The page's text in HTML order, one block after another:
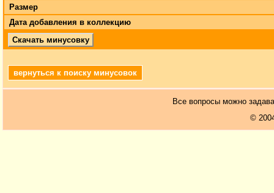
Размер
Дата добавления в коллекцию
Скачать минусовку
вернуться к поиску минусовок
Все вопросы можно
©